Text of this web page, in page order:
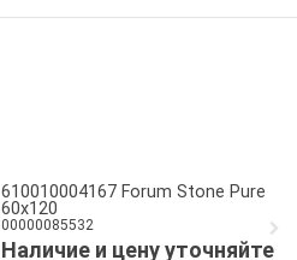
610010004167 Forum Stone Pure
60x120
00000085532
Наличие и цену уточняйте